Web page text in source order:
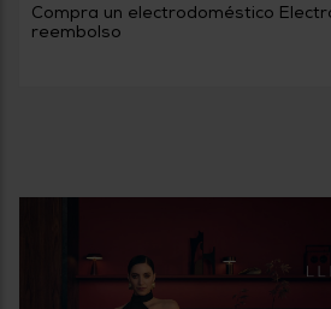
Compra un electrodoméstico
reembolso